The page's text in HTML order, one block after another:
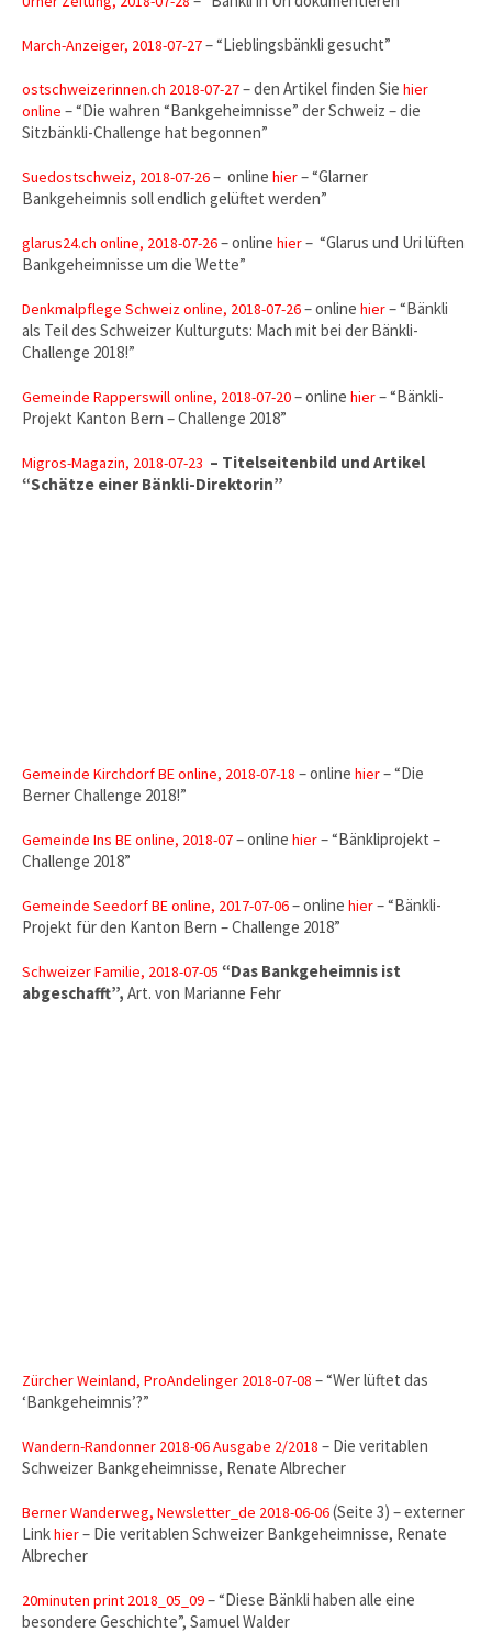
March-Anzeiger, 2018-07-27– “Lieblingsbänkli gesucht”
ostschweizerinnen.ch 2018-07-27– den Artikel finden Siehier
online – “Die wahren “Bankgeheimnisse” der Schweiz – die
Sitzbänkli-Challenge hat begonnen”
Suedostschweiz, 2018-07-26– onlinehier– “Glarner
Bankgeheimnis soll endlich gelüftet werden”
glarus24.ch online, 2018-07-26– onlinehier– “Glarus und Uri lüften
Bankgeheimnisse um die Wette”
Denkmalpflege Schweiz online, 2018-07-26– onlinehier– “Bänkli
als Teil des Schweizer Kulturguts: Mach mit bei der Bänkli-
Challenge 2018!”
Gemeinde Rapperswill online, 2018-07-20– onlinehier– “Bänkli-
Projekt Kanton Bern – Challenge 2018”
Migros-Magazin, 2018-07-23 – Titelseitenbild und Artikel
“Schätze einer Bänkli-Direktorin”
Gemeinde Kirchdorf BE online, 2018-07-18– onlinehier– “Die
Berner Challenge 2018!”
Gemeinde Ins BE online, 2018-07– onlinehier– “Bänkliprojekt –
Challenge 2018”
Gemeinde Seedorf BE online, 2017-07-06– onlinehier– “Bänkli-
Projekt für den Kanton Bern – Challenge 2018”
Schweizer Familie, 2018-07-05 “Das Bankgeheimnis ist
abgeschafft”, Art. von Marianne Fehr
Zürcher Weinland, ProAndelinger 2018-07-08 – “Wer lüftet das
‘Bankgeheimnis’?”
Wandern-Randonner 2018-06 Ausgabe 2/2018 – Die veritablen
Schweizer Bankgeheimnisse, Renate Albrecher
Berner Wanderweg, Newsletter_de 2018-06-06(Seite 3) – externer
Linkhier– Die veritablen Schweizer Bankgeheimnisse, Renate
Albrecher
20minuten print 2018_05_09– “Diese Bänkli haben alle eine
besondere Geschichte”, Samuel Walder